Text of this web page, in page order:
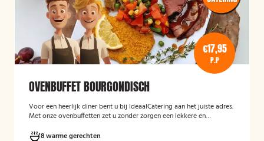
€17,95
P.P
OVENBUFFET BOURGONDISCH
Voor een heerlijk diner bent u bij IdeaalCatering aan het juiste adres.
Met onze ovenbuffetten zet u zonder zorgen een lekkere en
personen is een ovenbuffet Ideaal!
8 warme gerechten